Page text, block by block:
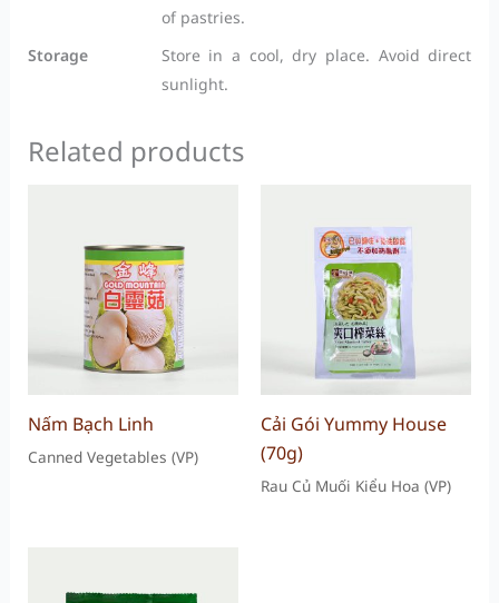
of pastries.
Storage
Store in a cool, dry place. Avoid direct
sunlight.
Related products
Nấm Bạch Linh
Canned Vegetables (VP)
Cải Gói Yummy House
(70g)
Rau Củ Muối Kiểu Hoa (VP)